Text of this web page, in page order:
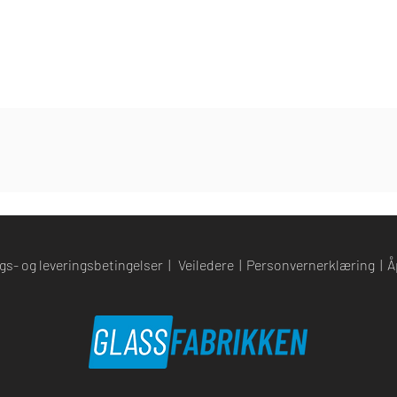
og leveringsbetingelser | Veiledere | Personvernerklæring |